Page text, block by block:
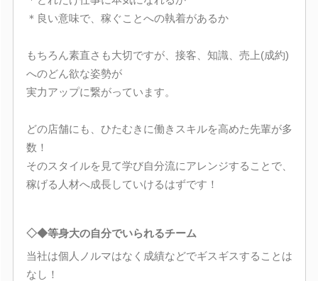
＊良い意味で、稼ぐことへの執着があるか
もちろん素直さも大切ですが、接客、知識、売上(成約)
へのどん欲な姿勢が
実力アップに繋がっています。
どの店舗にも、ひたむきに働きスキルを高めた先輩が多
数！
そのスタイルを見て学び自分流にアレンジすることで、
稼げる人材へ成長していけるはずです！
◇◆等身大の自分でいられるチーム
当社は個人ノルマはなく成績などでギスギスすることは
なし！